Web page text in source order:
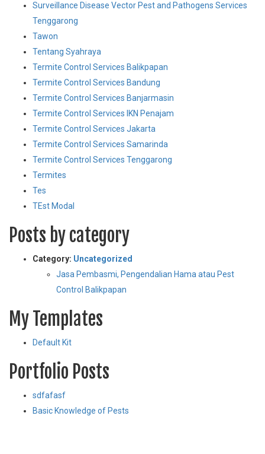
Surveillance Disease Vector Pest and Pathogens Services
Tenggarong
Tawon
Tentang Syahraya
Termite Control Services Balikpapan
Termite Control Services Bandung
Termite Control Services Banjarmasin
Termite Control Services IKN Penajam
Termite Control Services Jakarta
Termite Control Services Samarinda
Termite Control Services Tenggarong
Termites
Tes
TEst Modal
Posts by category
Category: Uncategorized
Jasa Pembasmi, Pengendalian Hama atau Pest
Control Balikpapan
My Templates
Default Kit
Portfolio Posts
sdfafasf
Basic Knowledge of Pests